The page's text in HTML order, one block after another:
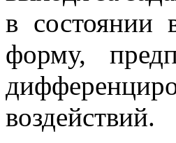
в состоянии
форму,
воздействий.